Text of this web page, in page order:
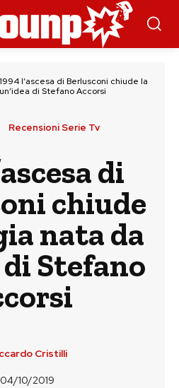
1994 l’ascesa di Berlusconi chiude la
di Stefano Accorsi
Recensioni Serie Tv
di
chiude
nata da
di Stefano
Cristilli
04/10/2019